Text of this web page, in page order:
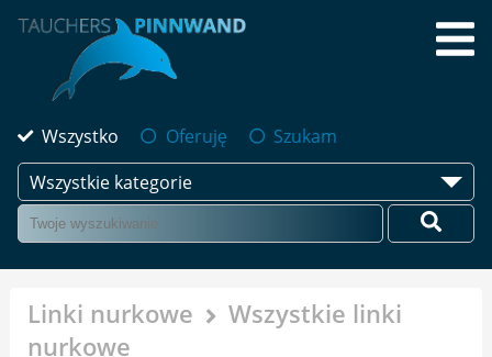
Wszystko Oferuję
Szukam
Wszystkie kategorie
Linki nurkowe
Wszystkie linki
nurkowe